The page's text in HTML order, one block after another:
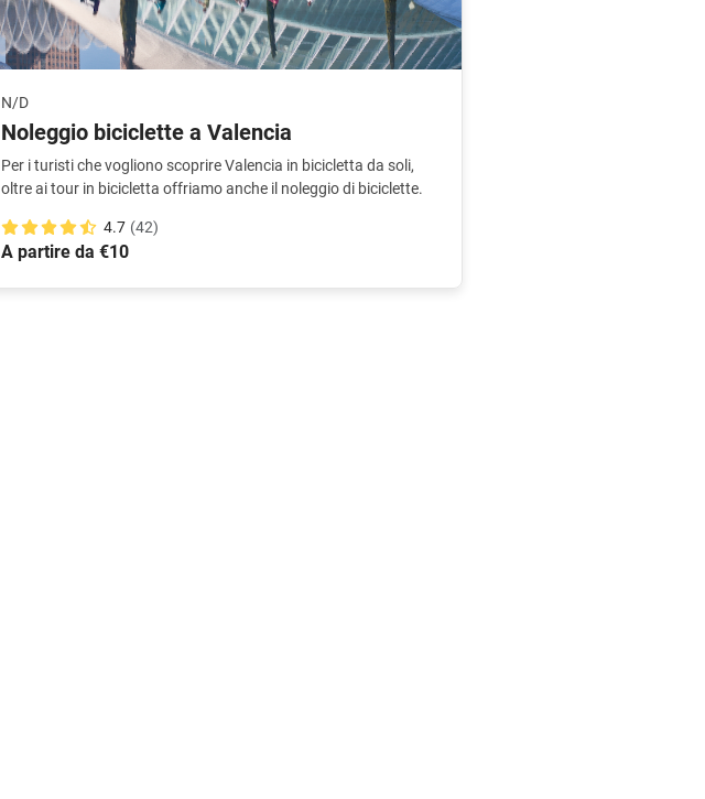
N/D
Noleggio biciclette a Valencia
Per i turisti che vogliono scoprire Valencia in bicicletta da soli,
oltre ai tour in bicicletta offriamo anche il noleggio di biciclette.
4.7 (42)
A partire da €10